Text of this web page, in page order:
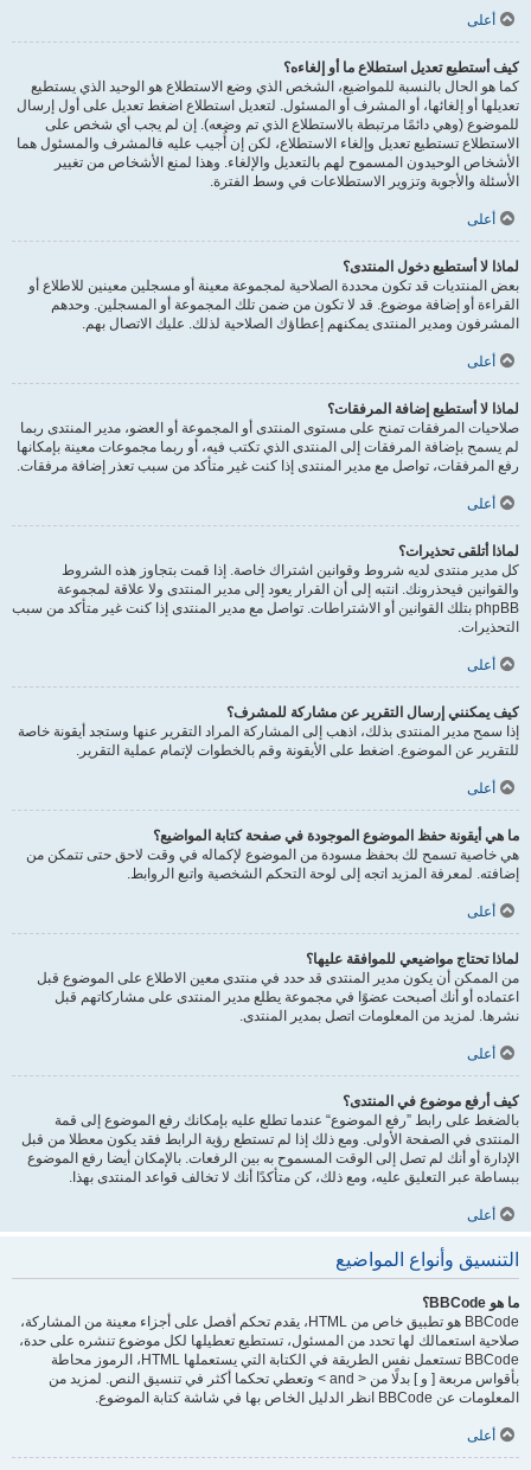
أعلى
كيف أستطيع تعديل استطلاع ما أو إلغاءه؟
كما هو الحال بالنسبة للمواضيع، الشخص الذي وضع الاستطلاع هو الوحيد الذي يستطيع
تعديلها أو إلغائها، أو المشرف أو المسئول. لتعديل استطلاع اضغط تعديل على أول إرسال
للموضوع (وهي دائمًا مرتبطة بالاستطلاع الذي تم وضعه). إن لم يجب أي شخص على
الاستطلاع تستطيع تعديل وإلغاء الاستطلاع، لكن إن أُجيب عليه فالمشرف والمسئول هما
الأشخاص الوحيدون المسموح لهم بالتعديل والإلغاء. وهذا لمنع الأشخاص من تغيير
الأسئلة والأجوبة وتزوير الاستطلاعات في وسط الفترة.
أعلى
لماذا لا أستطيع دخول المنتدى؟
بعض المنتديات قد تكون محددة الصلاحية لمجموعة معينة أو مسجلين معينين للاطلاع أو
القراءة أو إضافة موضوع. قد لا تكون من ضمن تلك المجموعة أو المسجلين. وحدهم
المشرفون ومدير المنتدى يمكنهم إعطاؤك الصلاحية لذلك. عليك الاتصال بهم.
أعلى
لماذا لا أستطيع إضافة المرفقات؟
صلاحيات المرفقات تمنح على مستوى المنتدى أو المجموعة أو العضو، مدير المنتدى ربما
لم يسمح بإضافة المرفقات إلى المنتدى الذي تكتب فيه، أو ربما مجموعات معينة بإمكانها
رفع المرفقات، تواصل مع مدير المنتدى إذا كنت غير متأكد من سبب تعذر إضافة مرفقات.
أعلى
لماذا أتلقى تحذيرات؟
كل مدير منتدى لديه شروط وقوانين اشتراك خاصة. إذا قمت بتجاوز هذه الشروط
والقوانين فيحذرونك. انتبه إلى أن القرار يعود إلى مدير المنتدى ولا علاقة لمجموعة
phpBB بتلك القوانين أو الاشتراطات. تواصل مع مدير المنتدى إذا كنت غير متأكد من سبب
التحذيرات.
أعلى
كيف يمكنني إرسال التقرير عن مشاركة للمشرف؟
إذا سمح مدير المنتدى بذلك، اذهب إلى المشاركة المراد التقرير عنها وستجد أيقونة خاصة
للتقرير عن الموضوع. اضغط على الأيقونة وقم بالخطوات لإتمام عملية التقرير.
أعلى
ما هي أيقونة حفظ الموضوع الموجودة في صفحة كتابة المواضيع؟
هي خاصية تسمح لك بحفظ مسودة من الموضوع لإكماله في وقت لاحق حتى تتمكن من
إضافته. لمعرفة المزيد اتجه إلى لوحة التحكم الشخصية واتبع الروابط.
أعلى
لماذا تحتاج مواضيعي للموافقة عليها؟
من الممكن أن يكون مدير المنتدى قد حدد في منتدى معين الاطلاع على الموضوع قبل
اعتماده أو أنك أصبحت عضوًا في مجموعة يطلع مدير المنتدى على مشاركاتهم قبل
نشرها. لمزيد من المعلومات اتصل بمدير المنتدى.
أعلى
كيف أرفع موضوع في المنتدى؟
بالضغط على رابط ”رفع الموضوع“ عندما تطلع عليه بإمكانك رفع الموضوع إلى قمة
المنتدى في الصفحة الأولى. ومع ذلك إذا لم تستطع رؤية الرابط فقد يكون معطلا من قبل
الإدارة أو أنك لم تصل إلى الوقت المسموح به بين الرفعات. بالإمكان أيضا رفع الموضوع
ببساطة عبر التعليق عليه، ومع ذلك، كن متأكدًا أنك لا تخالف قواعد المنتدى بهذا.
أعلى
التنسيق وأنواع المواضيع
ما هو BBCode؟
BBCode هو تطبيق خاص من HTML، يقدم تحكم أفصل على أجزاء معينة من المشاركة،
صلاحية استعمالك لها تحدد من المسئول، تستطيع تعطيلها لكل موضوع تنشره على حدة،
BBCode تستعمل نفس الطريقة في الكتابة التي يستعملها HTML، الرموز محاطة
بأقواس مربعة [ و ] بدلًا من < and > وتعطي تحكما أكثر في تنسيق النص. لمزيد من
المعلومات عن BBCode انظر الدليل الخاص بها في شاشة كتابة الموضوع.
أعلى